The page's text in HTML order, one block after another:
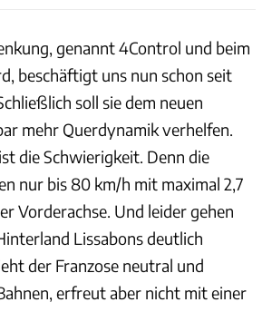
genannt 4Control und beim
beschäftigt uns nun schon seit
soll sie dem neuen
mehr Querdynamik verhelfen.
die Schwierigkeit. Denn die
nur bis 80 km/h mit maximal 2,7
Vorderachse. Und leider gehen
Lissabons deutlich
der Franzose neutral und
erfreut aber nicht mit einer